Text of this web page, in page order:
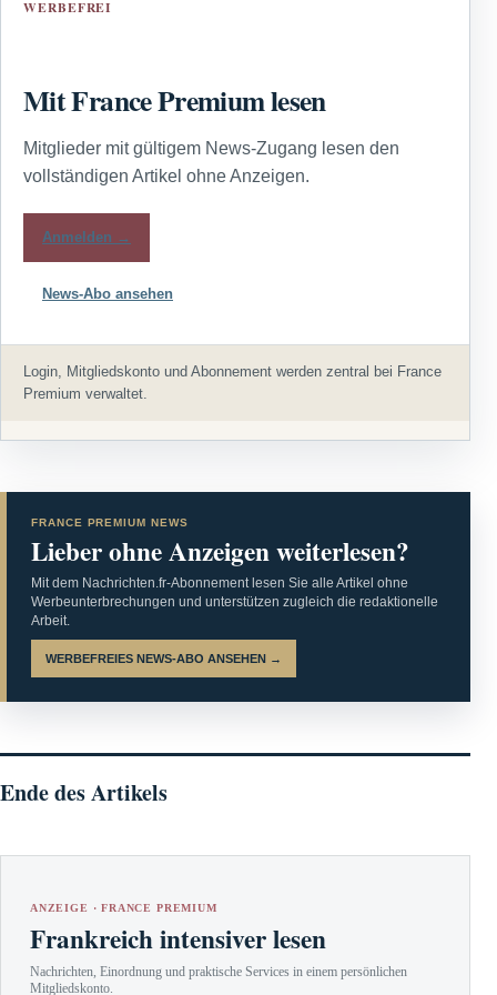
WERBEFREI
Mit France Premium lesen
Mitglieder mit gültigem News-Zugang lesen den
vollständigen Artikel ohne Anzeigen.
Anmelden →
News-Abo ansehen
Login, Mitgliedskonto und Abonnement werden zentral bei France
Premium verwaltet.
FRANCE PREMIUM NEWS
Lieber ohne Anzeigen weiterlesen?
Mit dem Nachrichten.fr-Abonnement lesen Sie alle Artikel ohne
Werbeunterbrechungen und unterstützen zugleich die redaktionelle
Arbeit.
WERBEFREIES NEWS-ABO ANSEHEN →
Ende des Artikels
ANZEIGE · FRANCE PREMIUM
Frankreich intensiver lesen
Nachrichten, Einordnung und praktische Services in einem persönlichen
Mitgliedskonto.